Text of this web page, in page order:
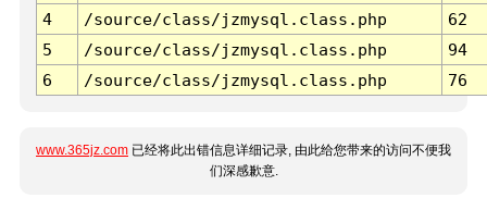
4
/source/class/jzmysql.class.php
62
5
/source/class/jzmysql.class.php
94
6
/source/class/jzmysql.class.php 76
www.365jz.com 已经将此出错信息详细记录, 由此给您带来的访问不便我
们深感歉意.